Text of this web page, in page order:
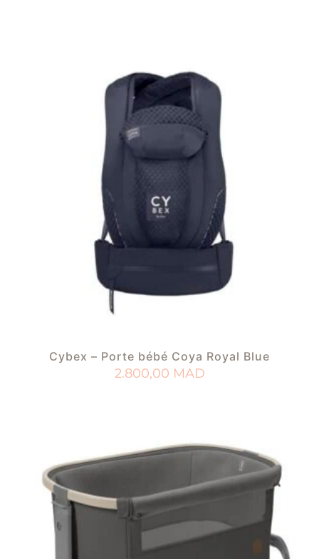
Cybex – Porte bébé Coya Royal Blue
2.800,00 MAD